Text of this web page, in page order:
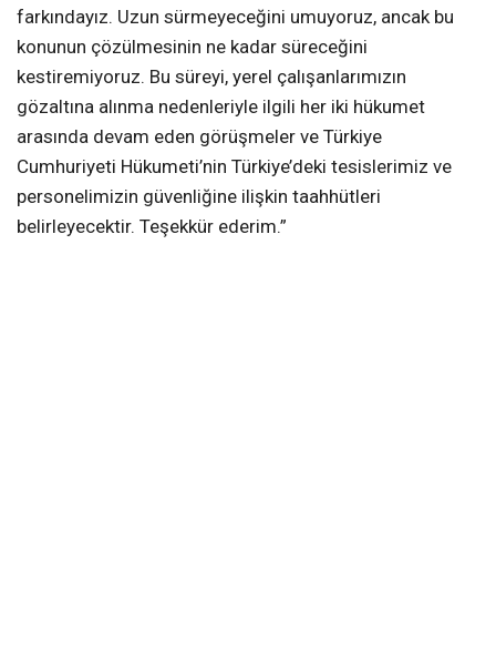
farkındayız. Uzun sürmeyeceğini umuyoruz, ancak bu
konunun çözülmesinin ne kadar süreceğini
kestiremiyoruz. Bu süreyi, yerel çalışanlarımızın
gözaltına alınma nedenleriyle ilgili her iki hükumet
arasında devam eden görüşmeler ve Türkiye
Cumhuriyeti Hükumeti’nin Türkiye’deki tesislerimiz ve
personelimizin güvenliğine ilişkin taahhütleri
belirleyecektir. Teşekkür ederim.”